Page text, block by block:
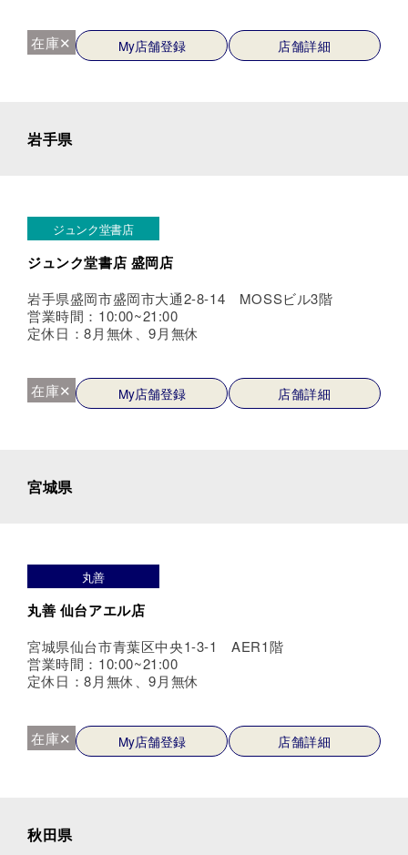
在庫✕ My店舗登録 店舗詳細
岩手県
ジュンク堂書店
ジュンク堂書店 盛岡店
岩手県盛岡市盛岡市大通2-8-14 MOSSビル3階
営業時間：10:00~21:00
定休日：8月無休、9月無休
在庫✕ My店舗登録 店舗詳細
宮城県
丸善
丸善 仙台アエル店
宮城県仙台市青葉区中央1-3-1 AER1階
営業時間：10:00~21:00
定休日：8月無休、9月無休
在庫✕ My店舗登録 店舗詳細
秋田県